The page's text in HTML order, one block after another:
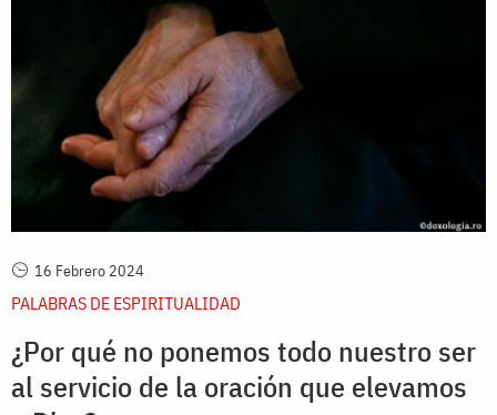
16 Febrero 2024
PALABRAS DE ESPIRITUALIDAD
¿Por qué no ponemos todo nuestro ser
al servicio de la oración que elevamos